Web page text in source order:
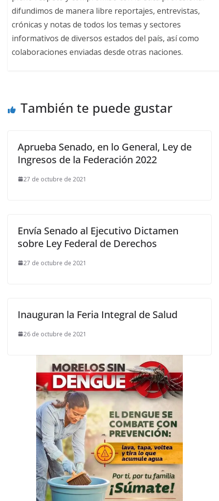
difundimos de manera libre reportajes, entrevistas,
crónicas y notas de todos los temas y sectores
informativos de diversos estados del país, así como
colaboraciones enviadas desde otras naciones.
También te puede gustar
Aprueba Senado, en lo General, Ley de
Ingresos de la Federación 2022
27 de octubre de 2021
Envía Senado al Ejecutivo Dictamen
sobre Ley Federal de Derechos
27 de octubre de 2021
Inauguran la Feria Integral de Salud
26 de octubre de 2021